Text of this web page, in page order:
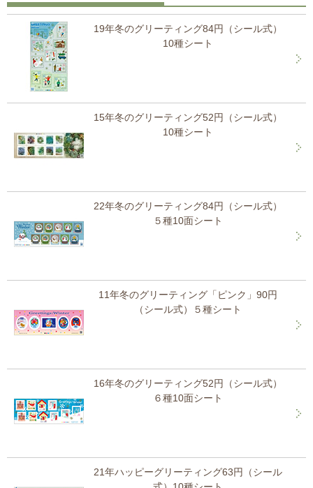
19年冬のグリーティング84円（シール式）
10種シート
15年冬のグリーティング52円（シール式）
10種シート
22年冬のグリーティング84円（シール式）
５種10面シート
11年冬のグリーティング「ピンク」90円
（シール式）５種シート
16年冬のグリーティング52円（シール式）
６種10面シート
21年ハッピーグリーティング63円（シール